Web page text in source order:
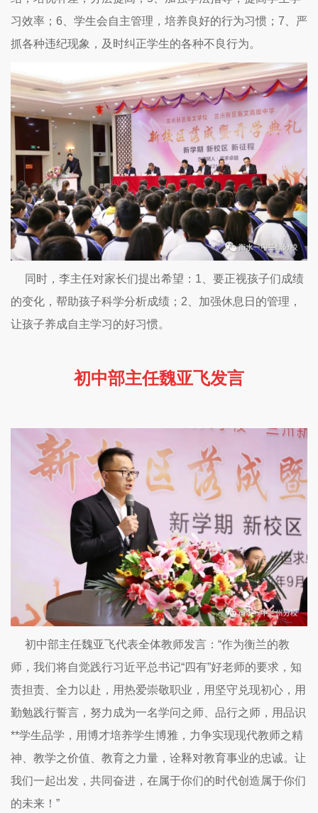
习效率；6、学生会自主管理，培养良好的行为习惯；7、严
抓各种违纪现象，及时纠正学生的各种不良行为。
同时，李主任对家长们提出希望：1、要正视孩子们成绩
的变化，帮助孩子科学分析成绩；2、加强休息日的管理，
让孩子养成自主学习的好习惯。
初中部主任魏亚飞发言
初中部主任魏亚飞代表全体教师发言：“作为衡兰的教
师，我们将自觉践行习近平总书记“四有”好老师的要求，知
责担责、全力以赴，用热爱崇敬职业，用坚守兑现初心，用
勤勉践行誓言，努力成为一名学问之师、品行之师，用品识
**学生品学，用博才培养学生博雅，力争实现现代教师之精
神、教学之价值、教育之力量，诠释对教育事业的忠诚。让
我们一起出发，共同奋进，在属于你们的时代创造属于你们
的未来！”